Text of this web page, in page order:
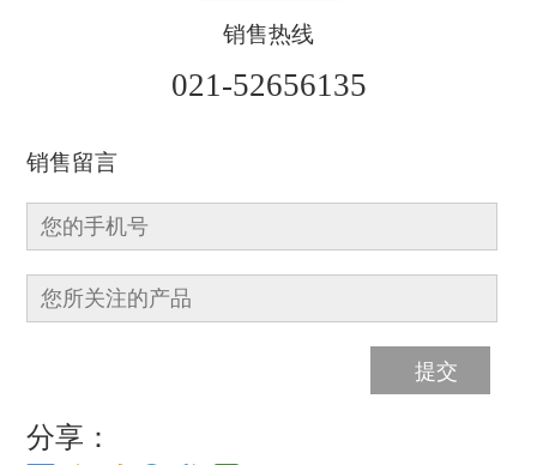
销售热线
021-52656135
销售留言
分享：